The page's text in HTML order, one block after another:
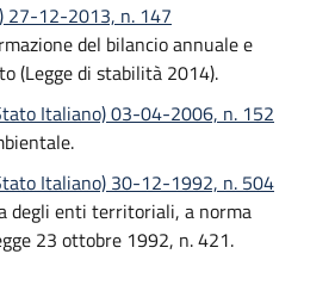
27-12-2013, n. 147
del bilancio annuale e
(Legge di stabilità 2014).
Italiano) 03-04-2006, n. 152
Italiano) 30-12-1992, n. 504
degli enti territoriali, a norma
23 ottobre 1992, n. 421.